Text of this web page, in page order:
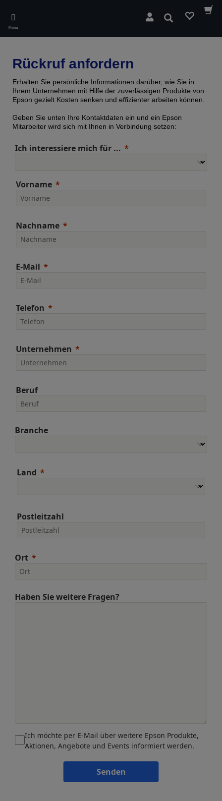
main
content
Menü
Suchen
Rückruf anfordern
Erhalten Sie persönliche Informationen darüber, wie Sie in
Ihrem Unternehmen mit Hilfe der zuverlässigen Produkte von
Epson gezielt Kosten senken und effizienter arbeiten können.
Geben Sie unten Ihre Kontaktdaten ein und ein Epson
Mitarbeiter wird sich mit Ihnen in Verbindung setzen:
Ich interessiere mich für ...
Vorname
Nachname
E-Mail
Telefon
Unternehmen
Beruf
Branche
Land
Postleitzahl
Ort
Haben Sie weitere Fragen?
Ich möchte per E-Mail über weitere Epson Produkte,
Aktionen, Angebote und Events informiert werden.
Senden